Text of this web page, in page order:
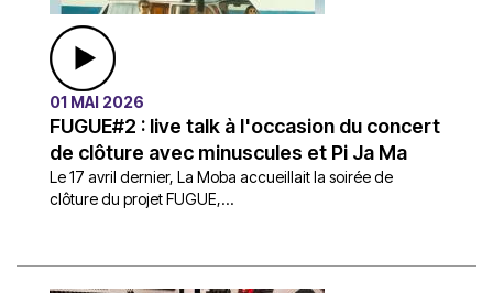
01 MAI 2026
FUGUE#2 : live talk à l'occasion du concert
de clôture avec minuscules et Pi Ja Ma
Le 17 avril dernier, La Moba accueillait la soirée de
clôture du projet FUGUE,...